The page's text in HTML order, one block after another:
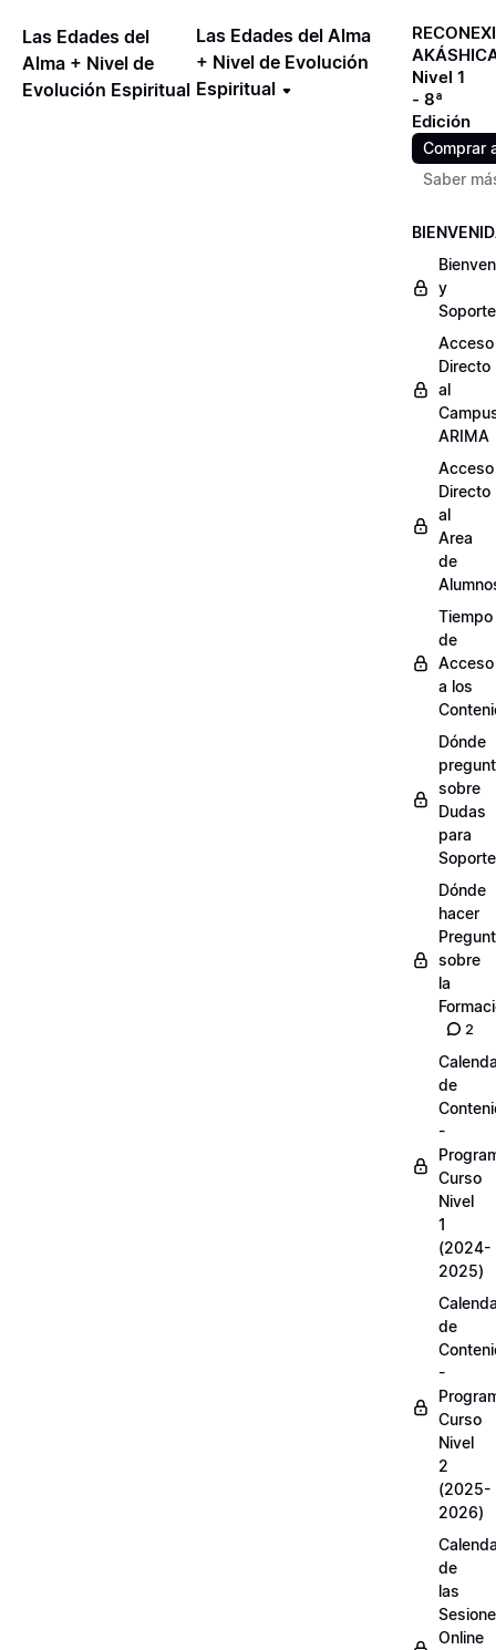
Las Edades del
Alma + Nivel de
Evolución Espiritual
Las Edades del Alma
+ Nivel de Evolución
Espiritual
Nivel 1
- 8ª
Edición
Comprar
Saber
y
Soporte
Acceso
Directo
al
ARIMA
Acceso
Directo
al
Area
de
Tiempo
de
Acceso
a los
Dónde
sobre
Dudas
para
Soporte
Dónde
hacer
sobre
la
2
de
-
Curso
Nivel
1
(2024-
2025)
de
-
Curso
Nivel
2
(2025-
2026)
de
las
Online